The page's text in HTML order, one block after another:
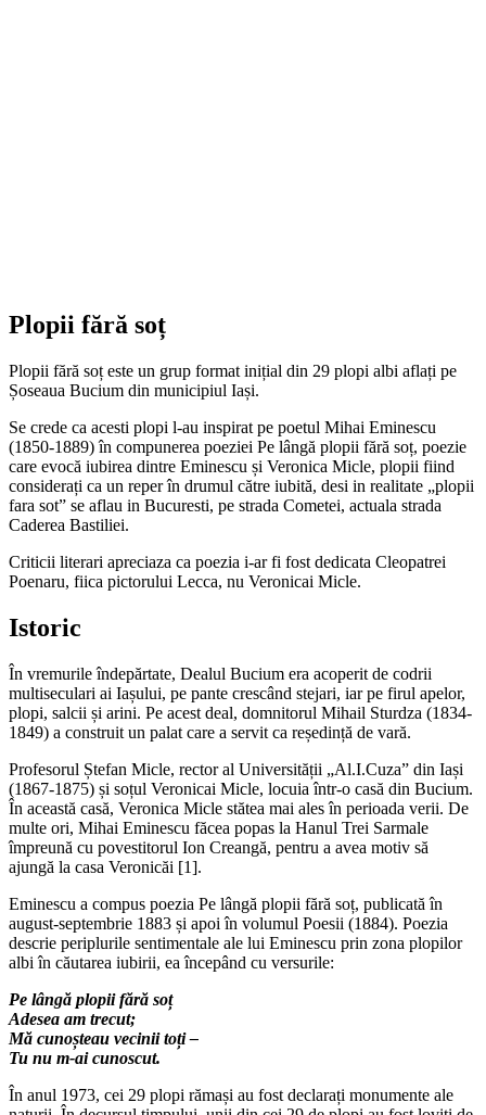
Plopii fără soț
Plopii fără soț este un grup format inițial din 29 plopi albi aflați pe
Șoseaua Bucium din municipiul Iași.
Se crede ca acesti plopi l-au inspirat pe poetul Mihai Eminescu
(1850-1889) în compunerea poeziei Pe lângă plopii fără soț, poezie
care evocă iubirea dintre Eminescu și Veronica Micle, plopii fiind
considerați ca un reper în drumul către iubită, desi in realitate „plopii
fara sot” se aflau in Bucuresti, pe strada Cometei, actuala strada
Caderea Bastiliei.
Criticii literari apreciaza ca poezia i-ar fi fost dedicata Cleopatrei
Poenaru, fiica pictorului Lecca, nu Veronicai Micle.
Istoric
În vremurile îndepărtate, Dealul Bucium era acoperit de codrii
multiseculari ai Iașului, pe pante crescând stejari, iar pe firul apelor,
plopi, salcii și arini. Pe acest deal, domnitorul Mihail Sturdza (1834-
1849) a construit un palat care a servit ca reședință de vară.
Profesorul Ștefan Micle, rector al Universității „Al.I.Cuza” din Iași
(1867-1875) și soțul Veronicai Micle, locuia într-o casă din Bucium.
În această casă, Veronica Micle stătea mai ales în perioada verii. De
multe ori, Mihai Eminescu făcea popas la Hanul Trei Sarmale
împreună cu povestitorul Ion Creangă, pentru a avea motiv să
ajungă la casa Veronicăi [1].
Eminescu a compus poezia Pe lângă plopii fără soț, publicată în
august-septembrie 1883 și apoi în volumul Poesii (1884). Poezia
descrie periplurile sentimentale ale lui Eminescu prin zona plopilor
albi în căutarea iubirii, ea începând cu versurile:
Pe lângă plopii fără soț
Adesea am trecut;
Mă cunoșteau vecinii toți –
Tu nu m-ai cunoscut.
În anul 1973, cei 29 plopi rămași au fost declarați monumente ale